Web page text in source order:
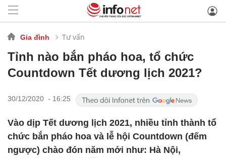
Gia đình Tư vấn
Tỉnh nào bắn pháo hoa, tổ chức
Countdown Tết dương lịch 2021?
30/12/2020 - 16:25
Vào dịp Tết dương lịch 2021, nhiều tỉnh thành tổ
chức bắn pháo hoa và lễ hội Countdown (đếm
ngược) chào đón năm mới như: Hà Nội,